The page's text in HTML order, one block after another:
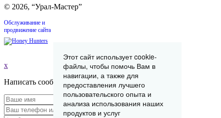
© 2026, “Урал-Мастер”
Обслуживание и
продвижение сайта
x
Написать сообщение
Этот сайт использует cookie-
файлы, чтобы помочь Вам в
навигации, а также для
предоставления лучшего
пользовательского опыта и
анализа использования наших
продуктов и услуг